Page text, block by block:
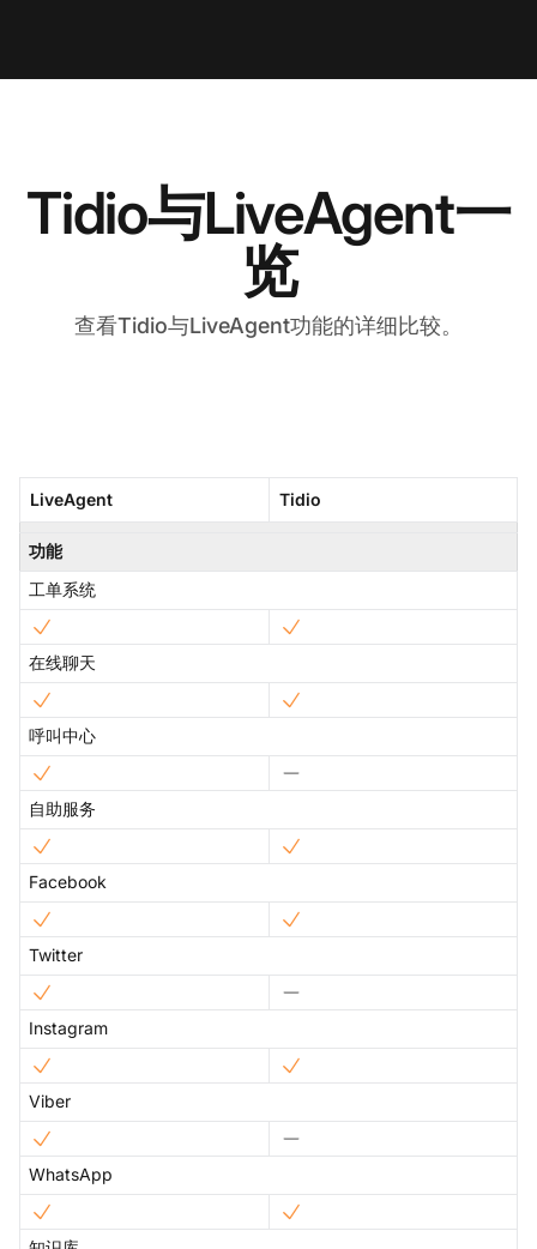
Tidio与LiveAgent一
览
查看Tidio与LiveAgent功能的详细比较。
LiveAgent Tidio
功能
工单系统
在线聊天
呼叫中心
自助服务
Facebook
Twitter
Instagram
Viber
WhatsApp